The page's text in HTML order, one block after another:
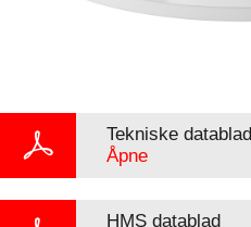
Tekniske datablad
Åpne
HMS datablad